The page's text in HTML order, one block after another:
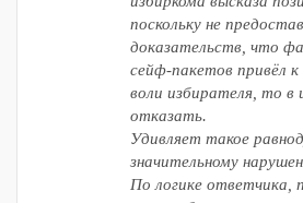
поскольку не
доказательств, что
сейф-пакетов привёл
воли избирателя, то в
отказать.
Удивляет такое
значительному
По логике ответчика,